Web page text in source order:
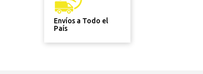
Envíos a Todo el
País